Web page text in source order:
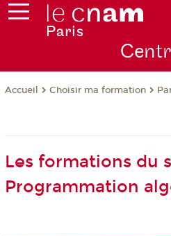
Accueil Choisir ma formation
Les formations du
Programmation